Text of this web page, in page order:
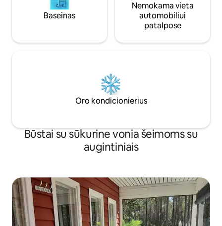
Baseinas
Nemokama vieta
automobiliui
patalpose
Oro kondicionierius
Būstai su sūkurine vonia šeimoms su
augintiniais